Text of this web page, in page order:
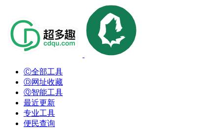
Ⓒ全部工具
Ⓓ网址收藏
Ⓠ智能工具
最近更新
专业工具
便民查询